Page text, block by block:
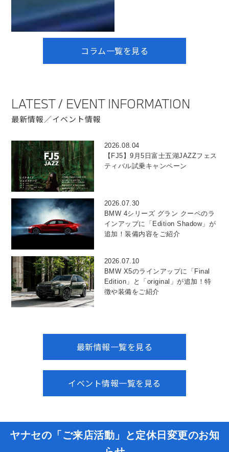
コラム一覧を見る
LATEST / EVENT INFORMATION
最新情報／イベント情報
2026.08.04
【FJ5】9月5日富士五湖JAZZフェス
ティバル試乗キャンペーン
2026.07.30
BMW 4シリーズ グラン クーペのラ
インアップに「Edition Shadow」が
追加！装備内容をご紹介
2026.07.10
BMW X5のラインアップに「Final
Edition」と「original」が追加！特
徴や装備をご紹介
最新情報一覧を見る
イベント情報一覧を見る
ヤナセの「ご来店活動」と定休日変更のお知